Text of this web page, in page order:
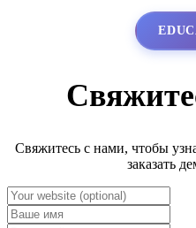
Свяжитесь с нами, чтобы
заказать